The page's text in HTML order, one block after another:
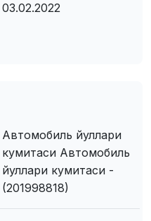
03.02.2022
Автомобиль йуллари
кумитаси Автомобиль
йуллари кумитаси -
(201998818)